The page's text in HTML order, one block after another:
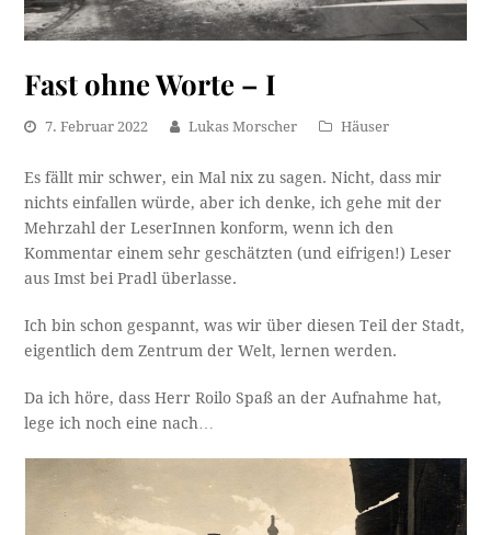
Fast ohne Worte – I
7. Februar 2022 Lukas Morscher Häuser
Es fällt mir schwer, ein Mal nix zu sagen. Nicht, dass mir
nichts einfallen würde, aber ich denke, ich gehe mit der
Mehrzahl der LeserInnen konform, wenn ich den
Kommentar einem sehr geschätzten (und eifrigen!) Leser
aus Imst bei Pradl überlasse.
Ich bin schon gespannt, was wir über diesen Teil der Stadt,
eigentlich dem Zentrum der Welt, lernen werden.
Da ich höre, dass Herr Roilo Spaß an der Aufnahme hat,
lege ich noch eine nach…